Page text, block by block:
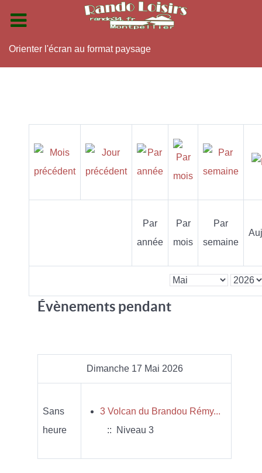
Orienter l'écran au format paysage
Par
année
Par
mois
Par
semaine
Évènements pendant
Dimanche 17 Mai 2026
Sans
heure
3 Volcan du Brandou Rémy...
:: Niveau 3